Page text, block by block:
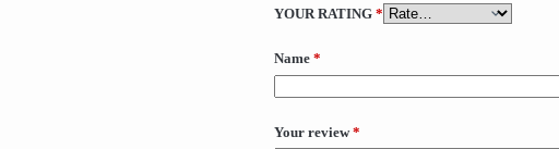
YOUR RATING*
Name *
Your review*